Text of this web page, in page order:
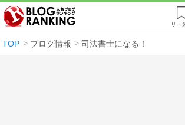
リー
TOP ブログ情報 司法書士になる！